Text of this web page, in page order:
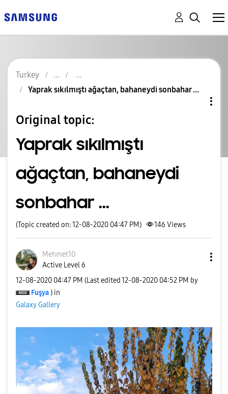
Turkey
Yaprak sıkılmıştı ağaçtan, bahaneydi sonbahar ...
Original topic:
Yaprak sıkılmıştı
ağaçtan, bahaneydi
sonbahar ...
(Topic created on: 12-08-2020 04:47 PM) 146 Views
Mehmet10
Active Level 6
‎12-08-2020 04:47 PM (Last edited ‎12-08-2020 04:52 PM by
Fuşya ) in
Galaxy Gallery